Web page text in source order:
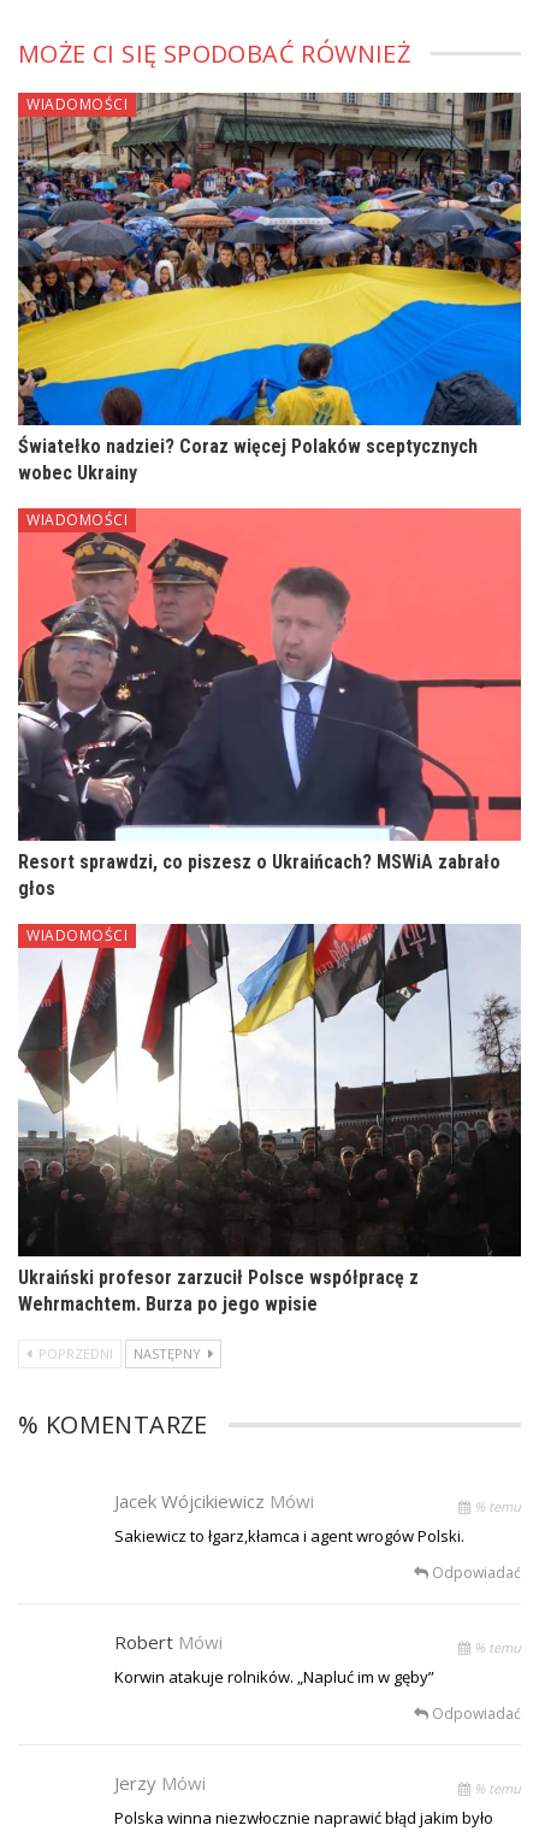
MOŻE CI SIĘ SPODOBAĆ RÓWNIEŻ
WIADOMOŚCI
Światełko nadziei? Coraz więcej Polaków sceptycznych
wobec Ukrainy
WIADOMOŚCI
Resort sprawdzi, co piszesz o Ukraińcach? MSWiA zabrało
głos
WIADOMOŚCI
Ukraiński profesor zarzucił Polsce współpracę z
Wehrmachtem. Burza po jego wpisie
POPRZEDNI NASTĘPNY
% KOMENTARZE
Jacek Wójcikiewicz Mówi % temu
Sakiewicz to łgarz,kłamca i agent wrogów Polski.
Odpowiadać
Robert Mówi % temu
Korwin atakuje rolników. „Napluć im w gęby”
Odpowiadać
Jerzy Mówi % temu
Polska winna niezwłocznie naprawić błąd jakim było